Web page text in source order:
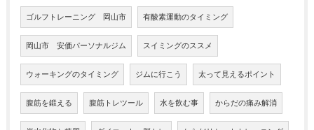
ゴルフトレーニング 岡山市 有酸素運動のタイミング
岡山市 安価パーソナルジム スイミングのススメ
ウォーキングのタイミング ジムに行こう 太って見えるポイント
腹筋を鍛える 腹筋トレツール 水を飲む事 からだの痛み解消